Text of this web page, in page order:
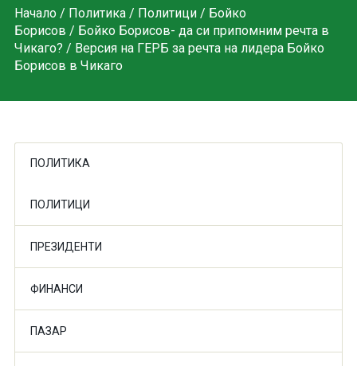
Начало/ Политика/ Политици/ Бойко
Борисов / Бойко Борисов- да си припомним речта в
Чикаго? / Версия на ГЕРБ за речта на лидера Бойко
Борисов в Чикаго
ПОЛИТИКА
ПОЛИТИЦИ
ПРЕЗИДЕНТИ
ФИНАНСИ
ПАЗАР